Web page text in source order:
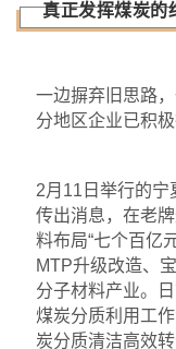
真正发挥煤炭的
一边摒弃旧思路
分地区企业已积极
2月11日举行的宁
传出消息，在老
料布局“七个百亿
MTP升级改造、
分子材料产业。
煤炭分质利用工
炭分质清洁高效